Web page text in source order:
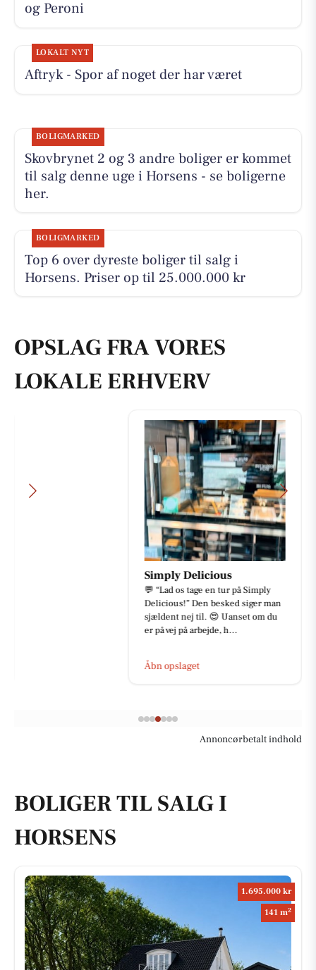
og Peroni
LOKALT NYT
Aftryk - Spor af noget der har været
BOLIGMARKED
Skovbrynet 2 og 3 andre boliger er kommet
til salg denne uge i Horsens - se boligerne
her.
BOLIGMARKED
Top 6 over dyreste boliger til salg i
Horsens. Priser op til 25.000.000 kr
OPSLAG FRA VORES
LOKALE ERHVERV
Simply Delicious
💬 “Lad os tage en tur på Simply
Delicious!” Den besked siger man
sjældent nej til. 😍 Uanset om du
er på vej på arbejde, h...
Annoncørbetalt indhold
BOLIGER TIL SALG I
HORSENS
1.695.000 kr
141 m2